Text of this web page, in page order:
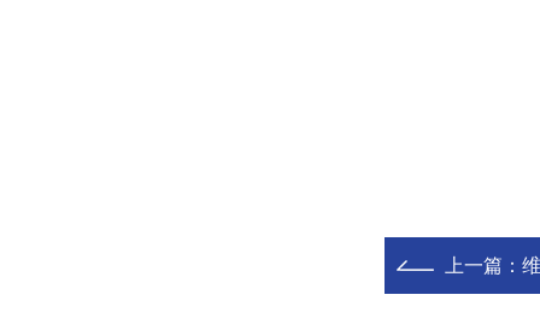
上一篇：